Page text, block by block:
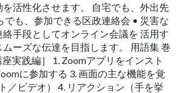
を活性化させます。 自宅でも、外出先
でも、参加できる区政連絡会 • 災害な
絡手段としてオンライン会議を 活用す
ムーズな伝達を目指します。 用語集 巻
実践編］ 1. Zoomアプリをインスト
に参加する 3. 画面の主な機能を覚
／ビデオ） 4. リアクション（手を挙